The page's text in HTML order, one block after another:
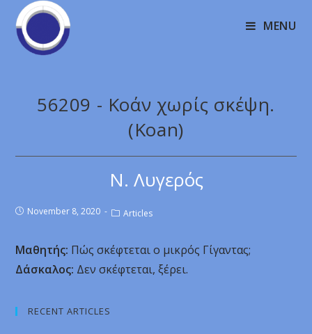
MENU
56209 - Κοάν χωρίς σκέψη.
(Koan)
Ν. Λυγερός
November 8, 2020 Articles
Μαθητής: Πώς σκέφτεται ο μικρός Γίγαντας;
Δάσκαλος: Δεν σκέφτεται, ξέρει.
RECENT ARTICLES